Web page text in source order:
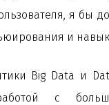
я бы
и
Big Data и
с